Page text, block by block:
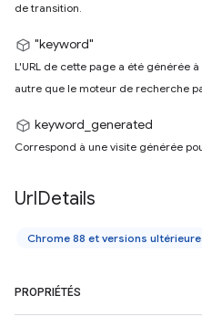
de transition.
"keyword"
L'URL de cette page a été générée
autre que le moteur de recherche
keyword_generated
Correspond à une visite générée
UrlDetails
Chrome 88 et versions
PROPRIÉTÉS